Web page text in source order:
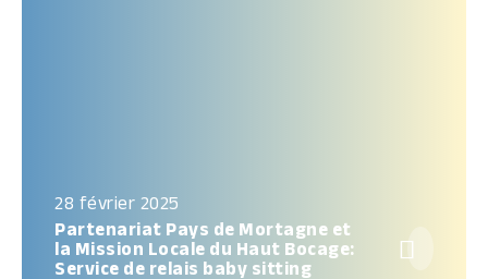
28 février 2025
Partenariat Pays de Mortagne et
la Mission Locale du Haut Bocage:
Service de relais baby sitting
